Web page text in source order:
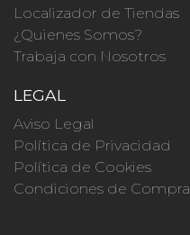
Localizador de Tiendas
¿Quienes Somos?
Trabaja con Nosotros
LEGAL
Aviso Legal
Política de Privacidad
Política de Cookies
Condiciones de Compra